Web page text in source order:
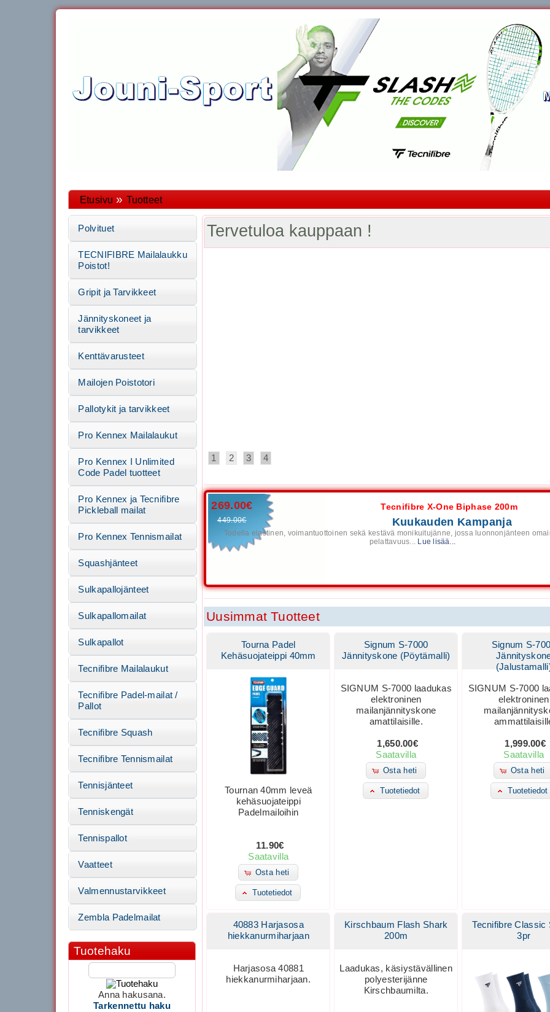
Etusivu » Tuotteet
Tervetuloa kauppaan !
1 2 3 4
269.00€
449.00€
Tecnifibre X-One Biphase 200m
Kuukauden Kampanja
Todella elastinen, voimantuottoinen sekä kestävä monikuitujänne, jossa luonnonjänteen
pelattavuus... Lue lisää...
Uusimmat Tuotteet
Tourna Padel
Kehäsuojateippi 40mm
Tournan 40mm leveä
kehäsuojateippi
Padelmailoihin
11.90€
Saatavilla
Osta heti
Tuotetiedot
Signum S-7000
Jännityskone (Pöytämalli)
SIGNUM S-7000 laadukas
elektroninen
mailanjännityskone
amattilaisille.
1,650.00€
Saatavilla
Osta heti
Tuotetiedot
Signum S-
SIGNUM S-7000
elektroninen
1,999.00€
Saatavilla
Osta heti
Tuotetiedot
40883 Harjasosa
hiekkanurmiharjaan
Harjasosa 40881
hiekkanurmiharjaan.
Kirschbaum Flash Shark
200m
Laadukas, käsiystävällinen
polyesterijänne
Kirschbaumilta.
Tecnifibre Classic
3pr
Polvituet
TECNIFIBRE Mailalaukku
Poistot!
Gripit ja Tarvikkeet
Jännityskoneet ja
tarvikkeet
Kenttävarusteet
Mailojen Poistotori
Pallotykit ja tarvikkeet
Pro Kennex Mailalaukut
Pro Kennex I Unlimited
Code Padel tuotteet
Pro Kennex ja Tecnifibre
Pickleball mailat
Pro Kennex Tennismailat
Squashjänteet
Sulkapallojänteet
Sulkapallomailat
Sulkapallot
Tecnifibre Mailalaukut
Tecnifibre Padel-mailat /
Pallot
Tecnifibre Squash
Tecnifibre Tennismailat
Tennisjänteet
Tenniskengät
Tennispallot
Vaatteet
Valmennustarvikkeet
Zembla Padelmailat
Tuotehaku
Anna hakusana.
Tarkennettu haku